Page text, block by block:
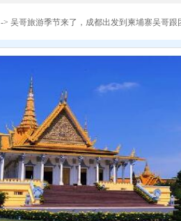
-> 吴哥旅游季节来了，成都出发到柬埔寨吴哥